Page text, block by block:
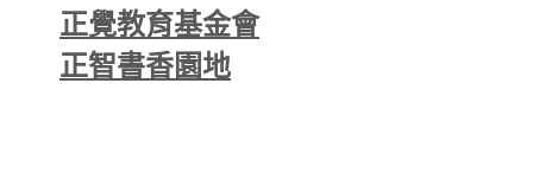
正覺教育基金會
正智書香園地